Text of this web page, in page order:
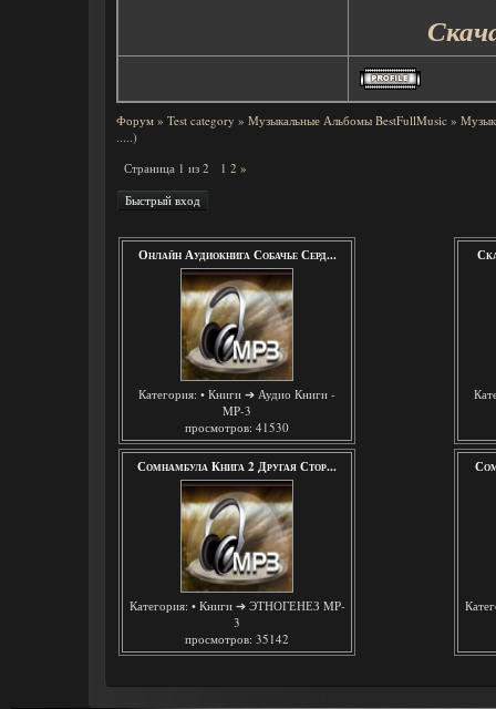
Форум » Test category » Музыкальные Альбомы BestFullMusic »
.....)
Страница 1 из 2 1 2 »
Онлайн Аудиокнига Собачье Серд...
Категория: • Книги ➔ Аудио Книги -
MP-3
просмотров: 41530
Сомнамбула Книга 2 Другая Стор...
Категория: • Книги ➔ ЭТНОГЕНЕЗ MP-
3
просмотров: 35142